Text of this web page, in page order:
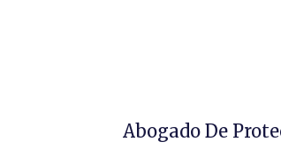
Abogado De